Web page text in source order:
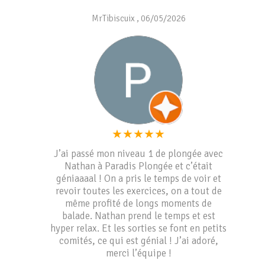
MrTibiscuix , 06/05/2026
★★★★★
J’ai passé mon niveau 1 de plongée avec
Nathan à Paradis Plongée et c’était
géniaaaal ! On a pris le temps de voir et
revoir toutes les exercices, on a tout de
même profité de longs moments de
balade. Nathan prend le temps et est
hyper relax. Et les sorties se font en petits
comités, ce qui est génial ! J’ai adoré,
merci l’équipe !